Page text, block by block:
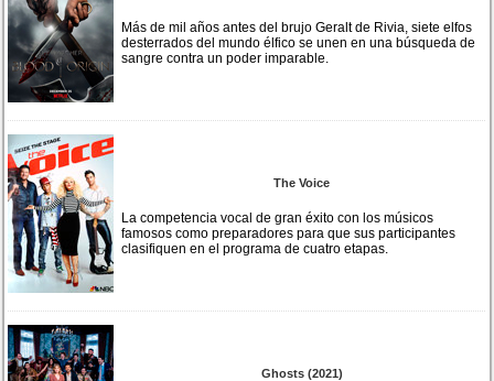
Más de mil años antes del brujo Geralt de Rivia, siete elfos
desterrados del mundo élfico se unen en una búsqueda de
sangre contra un poder imparable.
The Voice
La competencia vocal de gran éxito con los músicos
famosos como preparadores para que sus participantes
clasifiquen en el programa de cuatro etapas.
Ghosts (2021)